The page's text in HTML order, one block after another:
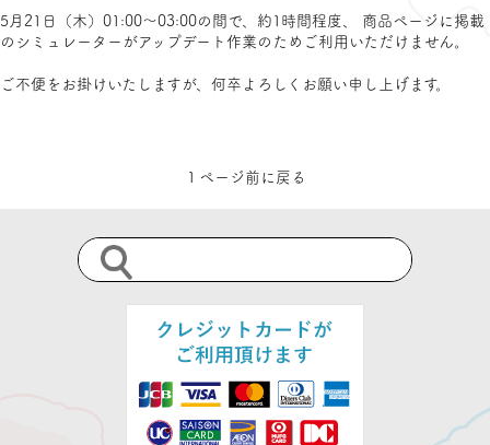
5月21日（木）01:00～03:00の間で、約1時間程度、 商品ページに掲載
のシミュレーターがアップデート作業のためご利用いただけません。
ご不便をお掛けいたしますが、何卒よろしくお願い申し上げます。
１ページ前に戻る